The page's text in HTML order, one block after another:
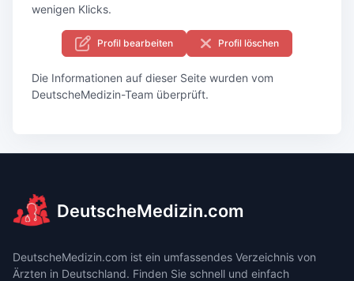
wenigen Klicks.
Profil bearbeiten Profil löschen
Die Informationen auf dieser Seite wurden vom
DeutscheMedizin-Team überprüft.
DeutscheMedizin.com
DeutscheMedizin.com ist ein umfassendes Verzeichnis von
Ärzten in Deutschland. Finden Sie schnell und einfach